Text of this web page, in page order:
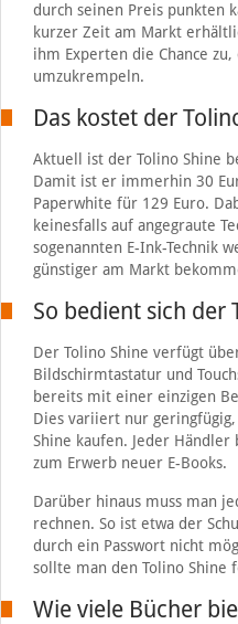
durch seinen Preis punkten
kurzer Zeit am Markt
ihm Experten die Chance
umzukrempeln.
Das kostet der
Aktuell ist der Tolino Shine
Damit ist er immerhin 30
Paperwhite für 129 Euro.
keinesfalls auf angegraute
sogenannten E-Ink-Technik
günstiger am Markt
So bedient sich der
Der Tolino Shine verfügt
Bildschirmtastatur und
bereits mit einer einzigen
Dies variiert nur
Shine kaufen. Jeder
zum Erwerb neuer E-Books.
Darüber hinaus muss man
rechnen. So ist etwa der
durch ein Passwort nicht
sollte man den Tolino Shine
Wie viele Bücher